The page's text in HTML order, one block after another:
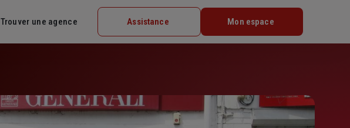
Trouver une agence Assistance Mon espace